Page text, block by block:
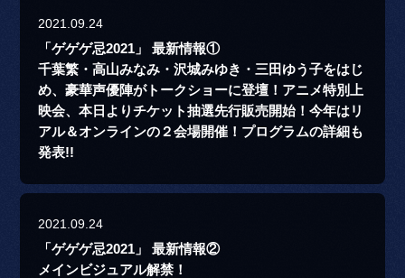
2021.09.24
「ゲゲゲ忌2021」 最新情報①
千葉繁・高山みなみ・沢城みゆき・三田ゆう子をはじ
め、豪華声優陣がトークショーに登壇！アニメ特別上
映会、本日よりチケット抽選先行販売開始！今年はリ
アル＆オンラインの２会場開催！プログラムの詳細も
発表!!
2021.09.24
「ゲゲゲ忌2021」 最新情報②
メインビジュアル解禁！